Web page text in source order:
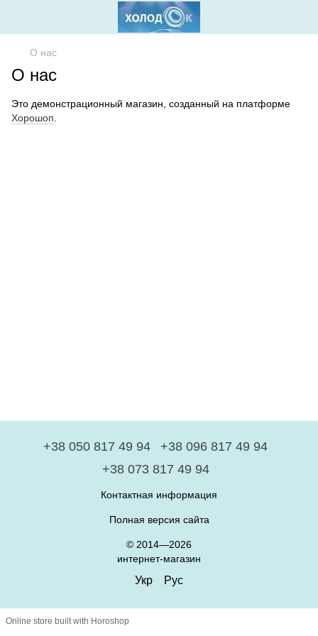
О нас
О нас
Это демонстрационный магазин, созданный на платформе
Хорошоп
+38 050 817 49 94
+38 096 817 49 94
+38 073 817 49 94
Контактная информация
Полная версия сайта
© 2014—2026
интернет-магазин
Укр Рус
Online store built with Horoshop